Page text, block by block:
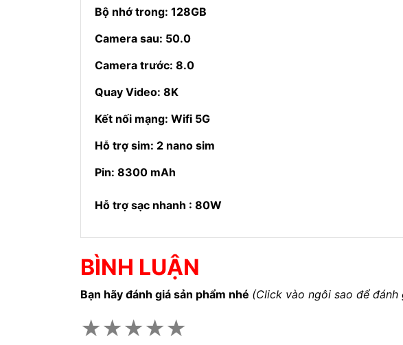
Bộ nhớ trong: 128GB
Camera sau: 50.0
Camera trước: 8.0
Quay Video: 8K
Kết nối mạng: Wifi 5G
Hỗ trợ sim: 2 nano sim
Pin: 8300 mAh
Hỗ trợ sạc nhanh : 80W
BÌNH LUẬN
Bạn hãy đánh giá sản phẩm nhé (Click vào ngôi sao để đánh
★★★★★